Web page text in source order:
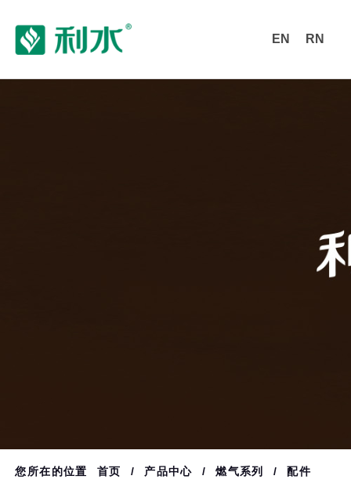
EN RN
您所在的位置 首页 / 产品中心 / 燃气系列 / 配件